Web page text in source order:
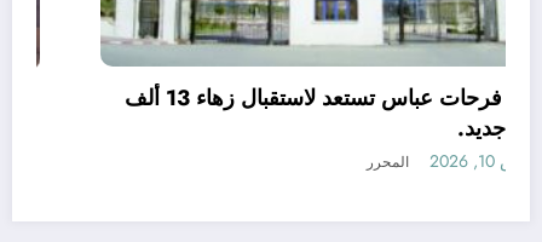
طالب جديد.
أغسطس 10, 2026